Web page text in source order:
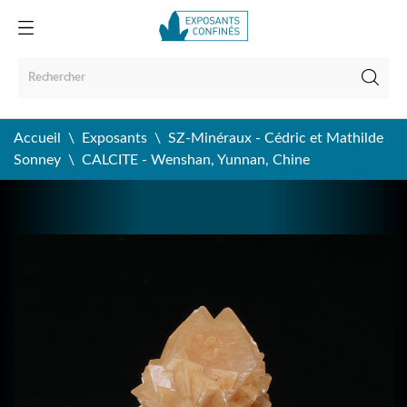
Accueil Exposants
SZ-Minéraux - Cédric et Mathilde
Sonney
CALCITE - Wenshan, Yunnan, Chine